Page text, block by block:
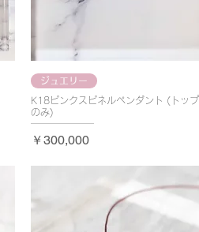
ジュエリー
K18ピンクスピネルペンダント (トップ
のみ)
価格
￥300,000